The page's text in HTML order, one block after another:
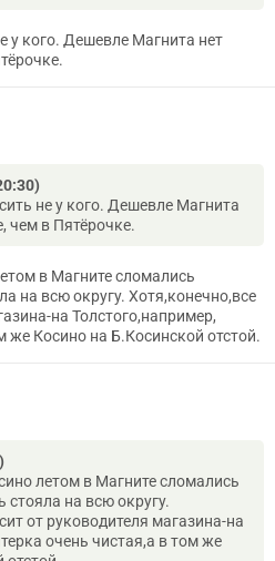
у кого. Дешевле Магнита нет
не у кого. Дешевле Магнита
чем в Пятёрочке.
в Магните сломались
на всю округу. Хотя,конечно,все
на Толстого,например,
же Косино на Б.Косинской отстой.
летом в Магните сломались
стояла на всю округу.
от руководителя магазина-на
очень чистая,а в том же